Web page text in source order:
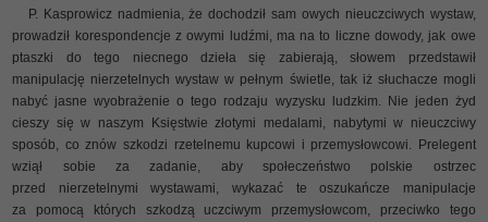
P. Kasprowicz nadmienia, że dochodził sam owych nieuczciwych wystaw,
prowadził korespondencje z owymi ludźmi, ma na to liczne dowody, jak owe
ptaszki do tego niecnego dzieła się zabierają, słowem przedstawił
manipulację nierzetelnych wystaw w pełnym świetle, tak iż słuchacze mogli
nabyć jasne wyobrażenie o tego rodzaju wyzysku ludzkim. Nie jeden żyd
cieszy się w naszym Księstwie złotymi medalami, nabytymi w nieuczciwy
sposób, co znów szkodzi rzetelnemu kupcowi i przemysłowcowi. Prelegent
wziął sobie za zadanie, aby społeczeństwo polskie ostrzec
przed nierzetelnymi wystawami, wykazać te oszukańcze manipulacje
za pomocą których szkodzą uczciwym przemysłowcom, przeciwko tego